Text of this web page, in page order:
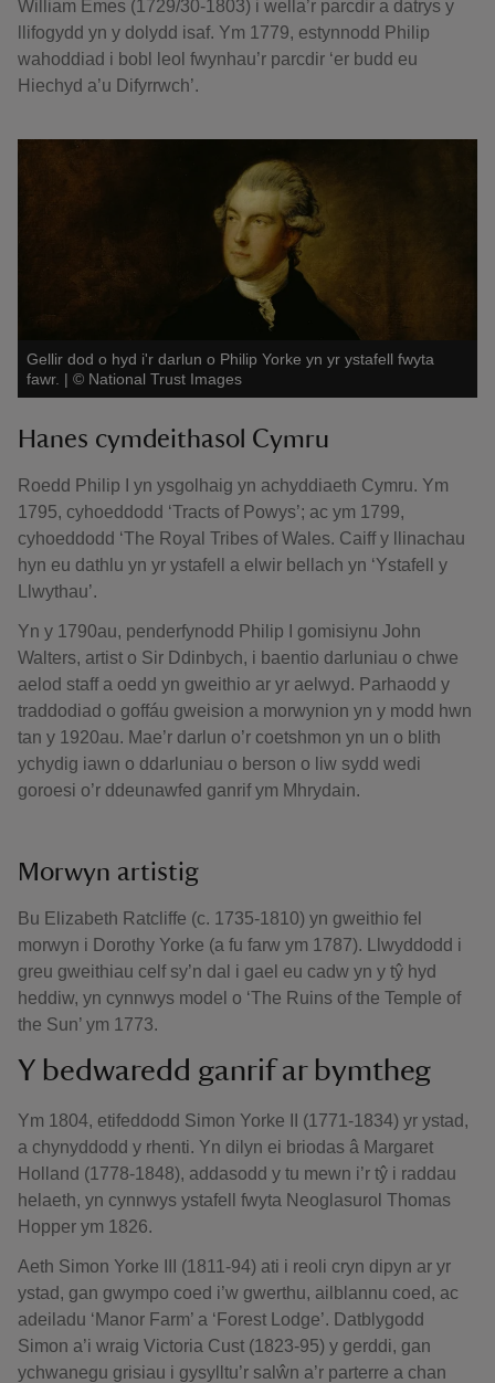
William Emes (1729/30-1803) i wella’r parcdir a datrys y
llifogydd yn y dolydd isaf. Ym 1779, estynnodd Philip
wahoddiad i bobl leol fwynhau’r parcdir ‘er budd eu
Hiechyd a’u Difyrrwch’.
Gellir dod o hyd i'r darlun o Philip Yorke yn yr ystafell fwyta
fawr. | © National Trust Images
Hanes cymdeithasol Cymru
Roedd Philip I yn ysgolhaig yn achyddiaeth Cymru. Ym
1795, cyhoeddodd ‘Tracts of Powys’; ac ym 1799,
cyhoeddodd ‘The Royal Tribes of Wales. Caiff y llinachau
hyn eu dathlu yn yr ystafell a elwir bellach yn ‘Ystafell y
Llwythau’.
Yn y 1790au, penderfynodd Philip I gomisiynu John
Walters, artist o Sir Ddinbych, i baentio darluniau o chwe
aelod staff a oedd yn gweithio ar yr aelwyd. Parhaodd y
traddodiad o goffáu gweision a morwynion yn y modd hwn
tan y 1920au. Mae’r darlun o’r coetshmon yn un o blith
ychydig iawn o ddarluniau o berson o liw sydd wedi
goroesi o’r ddeunawfed ganrif ym Mhrydain.
Morwyn artistig
Bu Elizabeth Ratcliffe (c. 1735-1810) yn gweithio fel
morwyn i Dorothy Yorke (a fu farw ym 1787). Llwyddodd i
greu gweithiau celf sy’n dal i gael eu cadw yn y tŷ hyd
heddiw, yn cynnwys model o ‘The Ruins of the Temple of
the Sun’ ym 1773.
Y bedwaredd ganrif ar bymtheg
Ym 1804, etifeddodd Simon Yorke II (1771-1834) yr ystad,
a chynyddodd y rhenti. Yn dilyn ei briodas â Margaret
Holland (1778-1848), addasodd y tu mewn i’r tŷ i raddau
helaeth, yn cynnwys ystafell fwyta Neoglasurol Thomas
Hopper ym 1826.
Aeth Simon Yorke III (1811-94) ati i reoli cryn dipyn ar yr
ystad, gan gwympo coed i’w gwerthu, ailblannu coed, ac
adeiladu ‘Manor Farm’ a ‘Forest Lodge’. Datblygodd
Simon a’i wraig Victoria Cust (1823-95) y gerddi, gan
ychwanegu grisiau i gysylltu’r salŵn a’r parterre a chan